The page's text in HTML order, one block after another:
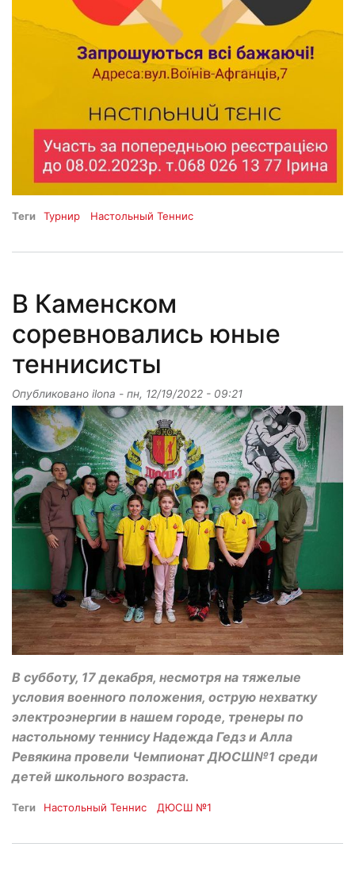
Теги Турнир Настольный Теннис
В Каменском
соревновались юные
теннисисты
Опубликовано ilona - пн, 12/19/2022 - 09:21
В субботу, 17 декабря, несмотря на тяжелые
условия военного положения, острую нехватку
электроэнергии в нашем городе, тренеры по
настольному теннису Надежда Гедз и Алла
Ревякина провели Чемпионат ДЮСШ№1 среди
детей школьного возраста.
Теги Настольный Теннис ДЮСШ №1